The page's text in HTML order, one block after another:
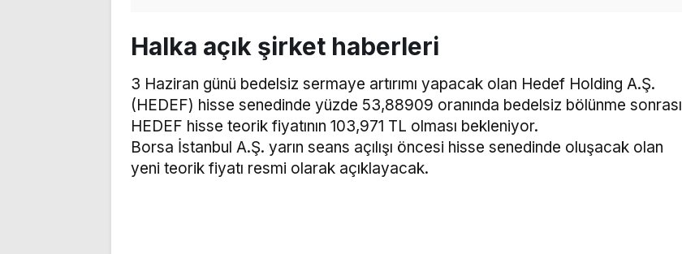
Halka açık şirket haberleri
3 Haziran günü bedelsiz sermaye artırımı yapacak olan Hedef Holding A.Ş.
(HEDEF) hisse senedinde yüzde 53,88909 oranında bedelsiz bölünme sonrası
HEDEF hisse teorik fiyatının 103,971 TL olması bekleniyor.
Borsa İstanbul A.Ş. yarın seans açılışı öncesi hisse senedinde oluşacak olan
yeni teorik fiyatı resmi olarak açıklayacak.